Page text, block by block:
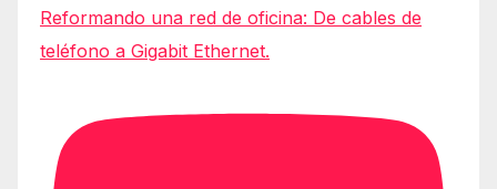
Reformando una red de oficina: De cables de
teléfono a Gigabit Ethernet.